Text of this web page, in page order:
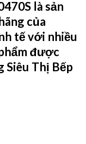
là sản
của
tế với nhiều
được
Siêu Thị Bếp